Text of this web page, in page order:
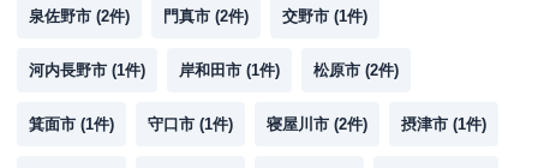
泉佐野市 (2件) 門真市 (2件) 交野市 (1件)
河内長野市 (1件) 岸和田市 (1件) 松原市 (2件)
箕面市 (1件) 守口市 (1件) 寝屋川市 (2件) 摂津市 (1件)